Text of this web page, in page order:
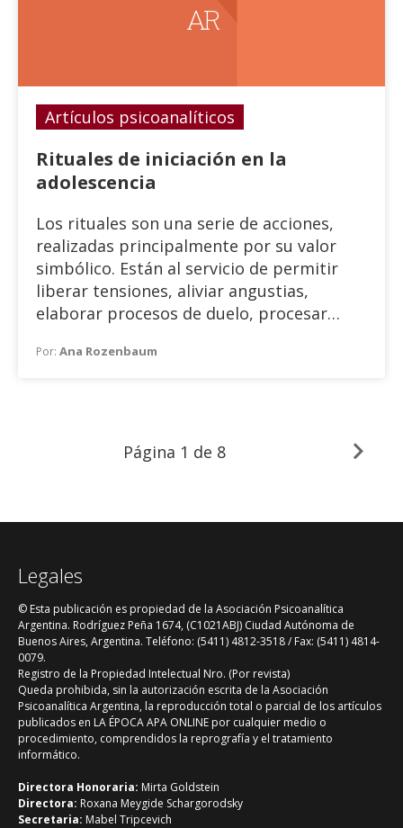
A R
Artículos psicoanalíticos
Rituales de iniciación en la
adolescencia
Los rituales son una serie de acciones,
realizadas principalmente por su valor
simbólico. Están al servicio de permitir
liberar tensiones, aliviar angustias,
elaborar procesos de duelo, procesar
modificaciones o adaptaciones se vienen
Por: Ana Rozenbaum
Página 1 de 8
Legales
© Esta publicación es propiedad de la Asociación Psicoanalítica
Argentina. Rodríguez Peña 1674, (C1021ABJ) Ciudad Autónoma de
Buenos Aires, Argentina. Teléfono: (5411) 4812-3518 / Fax: (5411) 4814-
0079.
Registro de la Propiedad Intelectual Nro. (Por revista)
Queda prohibida, sin la autorización escrita de la Asociación
Psicoanalítica Argentina, la reproducción total o parcial de los artículos
publicados en LA ÉPOCA APA ONLINE por cualquier medio o
procedimiento, comprendidos la reprografía y el tratamiento
informático.
Directora Honoraria: Mirta Goldstein
Directora: Roxana Meygide Schargorodsky
Secretaria: Mabel Tripcevich